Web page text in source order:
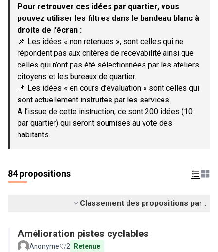
Pour retrouver ces idées par quartier, vous
pouvez utiliser les filtres dans le bandeau blanc à
droite de l’écran :
📌 Les idées « non retenues », sont celles qui ne
répondent pas aux critères de recevabilité ainsi que
celles qui n’ont pas été sélectionnées par les ateliers
citoyens et les bureaux de quartier.
📌 Les idées « en cours d’évaluation » sont celles qui
sont actuellement instruites par les services.
A l’issue de cette instruction, ce sont 200 idées (10
par quartier) qui seront soumises au vote des
habitants.
84 propositions
Classement des propositions par :
Amélioration pistes cyclables
Anonyme 2 Retenue